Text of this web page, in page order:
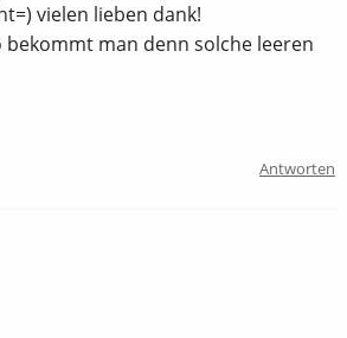
vielen lieben dank!
bekommt man denn solche leeren
Antworten